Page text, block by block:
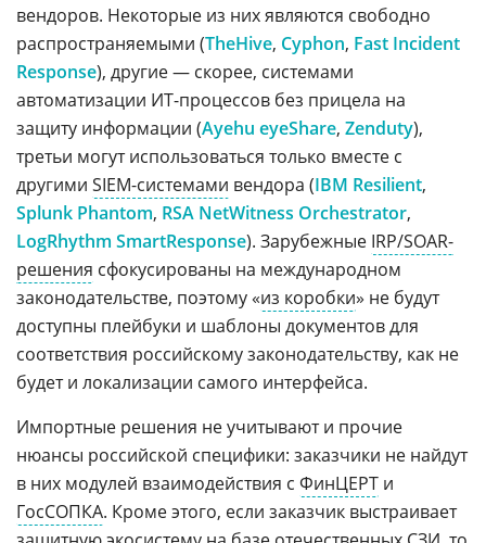
вендоров. Некоторые из них являются свободно
распространяемыми (TheHive, Cyphon, Fast Incident
Response), другие — скорее, системами
автоматизации ИТ-процессов без прицела на
защиту информации (Ayehu eyeShare, Zenduty),
третьи могут использоваться только вместе с
другими SIEM-системами вендора (IBM Resilient,
Splunk Phantom, RSA NetWitness Orchestrator,
LogRhythm SmartResponse). Зарубежные IRP/SOAR-
решения сфокусированы на международном
законодательстве, поэтому «из коробки» не будут
доступны плейбуки и шаблоны документов для
соответствия российскому законодательству, как не
будет и локализации самого интерфейса.
Импортные решения не учитывают и прочие
нюансы российской специфики: заказчики не найдут
в них модулей взаимодействия с ФинЦЕРТ и
ГосСОПКА. Кроме этого, если заказчик выстраивает